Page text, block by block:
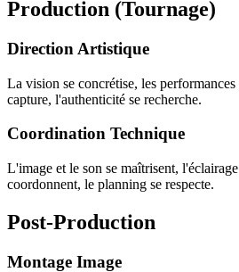
Production (Tournage)
Direction Artistique
La vision se concrétise, les
capture, l'authenticité se recherche.
Coordination Technique
L'image et le son se maîtrisent,
coordonnent, le planning se respecte.
Post-Production
Montage Image